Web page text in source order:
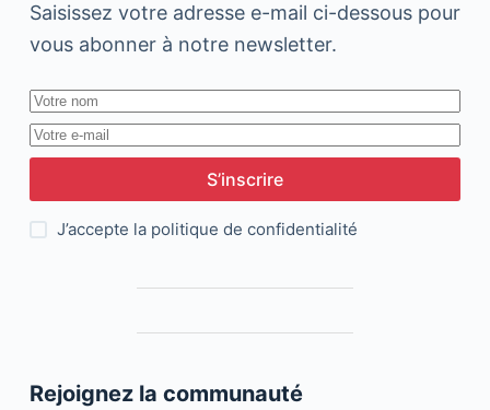
Saisissez votre adresse e-mail ci-dessous pour
vous abonner à notre newsletter.
S’inscrire
J’accepte la politique de confidentialité
Rejoignez la communauté